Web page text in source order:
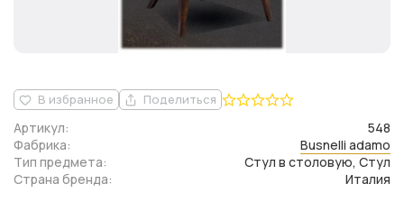
В избранное Поделиться
Фабрика: Busnelli adamo
Артикул:
548
Тип предмета:
Стул в столовую, Стул
Страна бренда:
Италия